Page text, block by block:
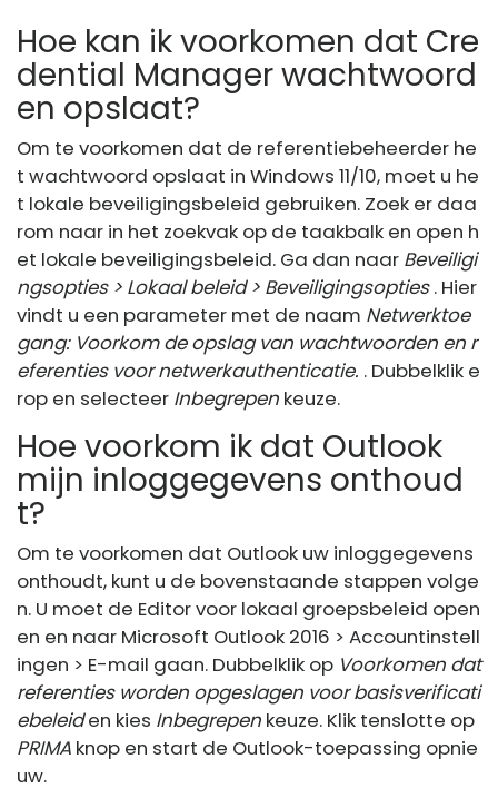
Hoe kan ik voorkomen dat Cre
dential Manager wachtwoord
en opslaat?
Om te voorkomen dat de referentiebeheerder he
t wachtwoord opslaat in Windows 11/10, moet u he
t lokale beveiligingsbeleid gebruiken. Zoek er daa
rom naar in het zoekvak op de taakbalk en open h
et lokale beveiligingsbeleid. Ga dan naar Beveiligi
ngsopties > Lokaal beleid > Beveiligingsopties. Hier
vindt u een parameter met de naam Netwerktoe
gang: Voorkom de opslag van wachtwoorden en r
eferenties voor netwerkauthenticatie. . Dubbelklik e
rop en selecteer Inbegrepen keuze.
Hoe voorkom ik dat Outlook
mijn inloggegevens onthoud
t?
Om te voorkomen dat Outlook uw inloggegevens
onthoudt, kunt u de bovenstaande stappen volge
n. U moet de Editor voor lokaal groepsbeleid open
en en naar Microsoft Outlook 2016 > Accountinstell
ingen > E-mail gaan. Dubbelklik op Voorkomen dat
referenties worden opgeslagen voor basisverificati
ebeleiden kies Inbegrepen keuze. Klik tenslotte op
PRIMA knop en start de Outlook-toepassing opnie
uw.